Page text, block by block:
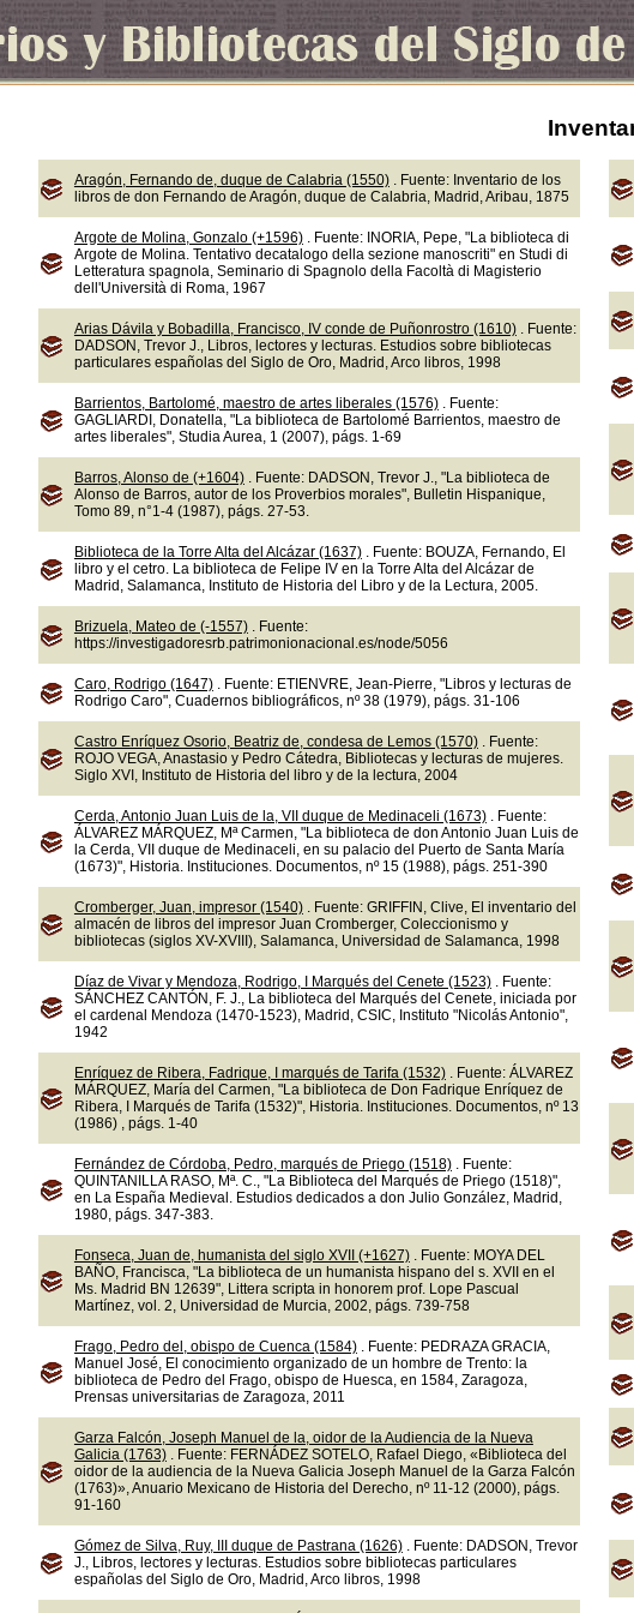
Aragón, Fernando de, duque de Calabria (1550). Fuente: Inventario de los
libros de don Fernando de Aragón, duque de Calabria, Madrid, Aribau, 1875
Argote de Molina, Gonzalo (+1596). Fuente: INORIA, Pepe, "La biblioteca di
Argote de Molina. Tentativo decatalogo della sezione manoscriti" en Studi di
Letteratura spagnola, Seminario di Spagnolo della Facoltà di Magisterio
dell'Università di Roma, 1967
Arias Dávila y Bobadilla, Francisco, IV conde de Puñonrostro (1610). Fuente:
DADSON, Trevor J., Libros, lectores y lecturas. Estudios sobre bibliotecas
particulares españolas del Siglo de Oro, Madrid, Arco libros, 1998
Barrientos, Bartolomé, maestro de artes liberales (1576). Fuente:
GAGLIARDI, Donatella, "La biblioteca de Bartolomé Barrientos, maestro de
artes liberales", Studia Aurea, 1 (2007), págs. 1-69
Barros, Alonso de (+1604). Fuente: DADSON, Trevor J., "La biblioteca de
Alonso de Barros, autor de los Proverbios morales", Bulletin Hispanique,
Tomo 89, n°1-4 (1987), págs. 27-53.
Biblioteca de la Torre Alta del Alcázar (1637). Fuente: BOUZA, Fernando, El
libro y el cetro. La biblioteca de Felipe IV en la Torre Alta del Alcázar de
Madrid, Salamanca, Instituto de Historia del Libro y de la Lectura, 2005.
Brizuela, Mateo de (-1557). Fuente:
https://investigadoresrb.patrimonionacional.es/node/5056
Caro, Rodrigo (1647). Fuente: ETIENVRE, Jean-Pierre, "Libros y lecturas de
Rodrigo Caro", Cuadernos bibliográficos, nº 38 (1979), págs. 31-106
Castro Enríquez Osorio, Beatriz de, condesa de Lemos (1570). Fuente:
ROJO VEGA, Anastasio y Pedro Cátedra, Bibliotecas y lecturas de mujeres.
Siglo XVI, Instituto de Historia del libro y de la lectura, 2004
Cerda, Antonio Juan Luis de la, VII duque de Medinaceli (1673). Fuente:
ÁLVAREZ MÁRQUEZ, Mª Carmen, "La biblioteca de don Antonio Juan Luis de
la Cerda, VII duque de Medinaceli, en su palacio del Puerto de Santa María
(1673)", Historia. Instituciones. Documentos, nº 15 (1988), págs. 251-390
Cromberger, Juan, impresor (1540). Fuente: GRIFFIN, Clive, El inventario del
almacén de libros del impresor Juan Cromberger, Coleccionismo y
bibliotecas (siglos XV-XVIII), Salamanca, Universidad de Salamanca, 1998
Díaz de Vivar y Mendoza, Rodrigo, I Marqués del Cenete (1523). Fuente:
SÁNCHEZ CANTÓN, F. J., La biblioteca del Marqués del Cenete, iniciada por
el cardenal Mendoza (1470-1523), Madrid, CSIC, Instituto "Nicolás Antonio",
1942
Enríquez de Ribera, Fadrique, I marqués de Tarifa (1532). Fuente: ÁLVAREZ
MÁRQUEZ, María del Carmen, "La biblioteca de Don Fadrique Enríquez de
Ribera, I Marqués de Tarifa (1532)", Historia. Instituciones. Documentos, nº 13
(1986) , págs. 1-40
Fernández de Córdoba, Pedro, marqués de Priego (1518). Fuente:
QUINTANILLA RASO, Mª. C., "La Biblioteca del Marqués de Priego (1518)",
en La España Medieval. Estudios dedicados a don Julio González, Madrid,
1980, págs. 347-383.
Fonseca, Juan de, humanista del siglo XVII (+1627). Fuente: MOYA DEL
BAÑO, Francisca, "La biblioteca de un humanista hispano del s. XVII en el
Ms. Madrid BN 12639", Littera scripta in honorem prof. Lope Pascual
Martínez, vol. 2, Universidad de Murcia, 2002, págs. 739-758
Frago, Pedro del, obispo de Cuenca (1584). Fuente: PEDRAZA GRACIA,
Manuel José, El conocimiento organizado de un hombre de Trento: la
biblioteca de Pedro del Frago, obispo de Huesca, en 1584, Zaragoza,
Prensas universitarias de Zaragoza, 2011
Garza Falcón, Joseph Manuel de la, oidor de la Audiencia de la Nueva
Galicia (1763). Fuente: FERNÁDEZ SOTELO, Rafael Diego, «Biblioteca del
oidor de la audiencia de la Nueva Galicia Joseph Manuel de la Garza Falcón
(1763)», Anuario Mexicano de Historia del Derecho, nº 11-12 (2000), págs.
91-160
Gómez de Silva, Ruy, III duque de Pastrana (1626). Fuente: DADSON, Trevor
J., Libros, lectores y lecturas. Estudios sobre bibliotecas particulares
españolas del Siglo de Oro, Madrid, Arco libros, 1998